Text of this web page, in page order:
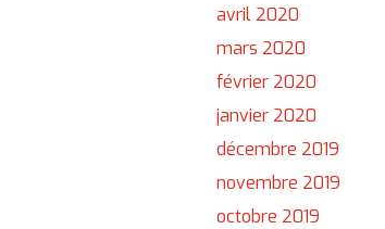
avril 2020
mars 2020
février 2020
janvier 2020
décembre 2019
novembre 2019
octobre 2019